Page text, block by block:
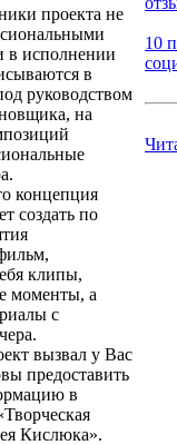
проекта не
в исполнении
в
руководством
на
концепция
создать по
клипы,
моменты, а
с
вызвал у Вас
предоставить
в
Кислюка».
10